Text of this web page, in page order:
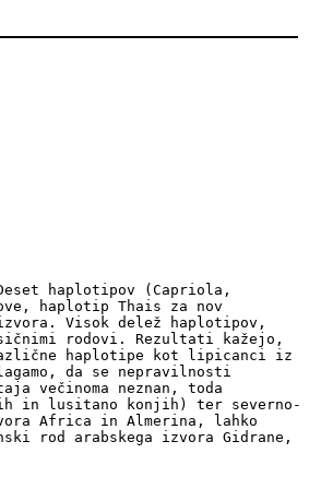
haplotipov (Capriola,
haplotip Thais za nov
Visok delež haplotipov,
rodovi. Rezultati kažejo,
haplotipe kot lipicanci iz
da se nepravilnosti
večinoma neznan, toda
in lusitano konjih) ter severno-
Africa in Almerina, lahko
rod arabskega izvora Gidrane,